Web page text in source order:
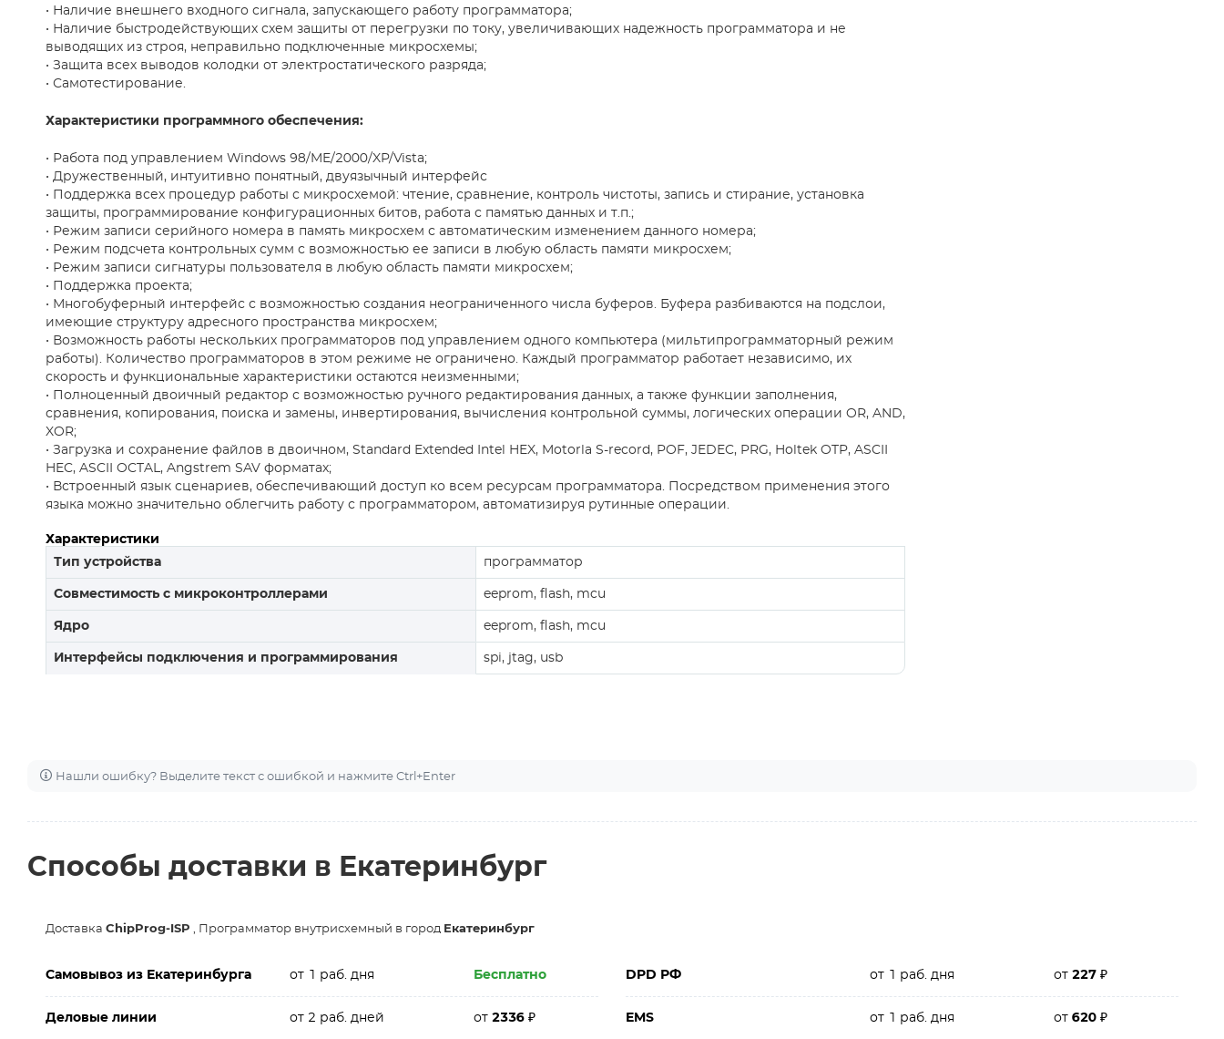
• Наличие внешнего входного сигнала, запускающего работу программатора;
• Наличие быстродействующих схем защиты от перегрузки по току, увеличивающих надежность программатора и не
выводящих из строя, неправильно подключенные микросхемы;
• Защита всех выводов колодки от электростатического разряда;
• Самотестирование.
Характеристики программного обеспечения:
• Работа под управлением Windows 98/ME/2000/XP/Vista;
• Дружественный, интуитивно понятный, двуязычный интерфейс
• Поддержка всех процедур работы с микросхемой: чтение, сравнение, контроль чистоты, запись и стирание, установка
защиты, программирование конфигурационных битов, работа с памятью данных и т.п.;
• Режим записи серийного номера в память микросхем с автоматическим изменением данного номера;
• Режим подсчета контрольных сумм с возможностью ее записи в любую область памяти микросхем;
• Режим записи сигнатуры пользователя в любую область памяти микросхем;
• Поддержка проекта;
• Многобуферный интерфейс с возможностью создания неограниченного числа буферов. Буфера разбиваются на подслои,
имеющие структуру адресного пространства микросхем;
• Возможность работы нескольких программаторов под управлением одного компьютера (мильтипрограмматорный режим
работы). Количество программаторов в этом режиме не ограничено. Каждый программатор работает независимо, их
скорость и функциональные характеристики остаются неизменными;
• Полноценный двоичный редактор с возможностью ручного редактирования данных, а также функции заполнения,
сравнения, копирования, поиска и замены, инвертирования, вычисления контрольной суммы, логических операции OR, AND,
XOR;
• Загрузка и сохранение файлов в двоичном, Standard Extended Intel HEX, Motorla S-record, POF, JEDEC, PRG, Holtek OTP, ASCII
HEC, ASCII OCTAL, Angstrem SAV форматах;
• Встроенный язык сценариев, обеспечивающий доступ ко всем ресурсам программатора. Посредством применения этого
языка можно значительно облегчить работу с программатором, автоматизируя рутинные операции.
Характеристики
Тип устройства
программатор
Совместимость с микроконтроллерами eeprom, flash, mcu
Ядро eeprom, flash, mcu
Интерфейсы подключения и программирования spi, jtag, usb
Нашли ошибку? Выделите текст с ошибкой и нажмите Ctrl+Enter
Способы доставки в Екатеринбург
Доставка ChipProg-ISP , Программатор внутрисхемный в город Екатеринбург
Самовывоз из Екатеринбурга от 1 раб. дня Бесплатно DPD РФ от 1 раб. дня от227₽
Деловые линии от 2 раб. дней от2336₽ EMS от 1 раб. дня от620₽